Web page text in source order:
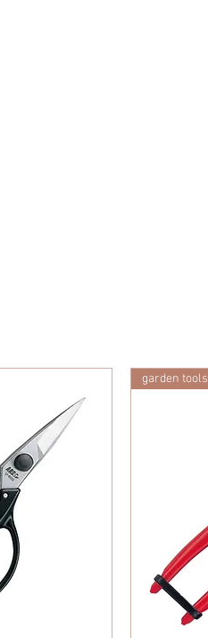
garden tools